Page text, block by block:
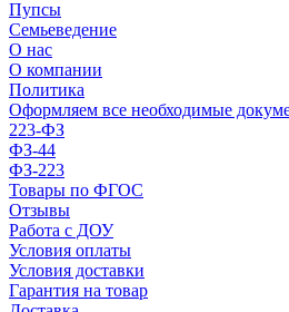
Пупсы
Семьеведение
О нас
О компании
Политика
Оформляем все необходимые
223-ФЗ
ФЗ-44
ФЗ-223
Товары по ФГОС
Отзывы
Работа с ДОУ
Условия оплаты
Условия доставки
Гарантия на товар